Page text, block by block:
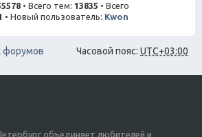
• Всего тем: 13835 • Всего
• Новый пользователь: Kwon
Часовой пояс: UTC+03:00
форумов
объединяет любителей и